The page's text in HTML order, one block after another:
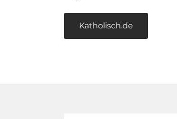
Katholisch.de